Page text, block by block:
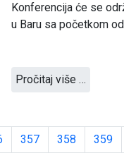
Konferencija će se
u Baru sa početkom
Pročitaj više …
357 358 359